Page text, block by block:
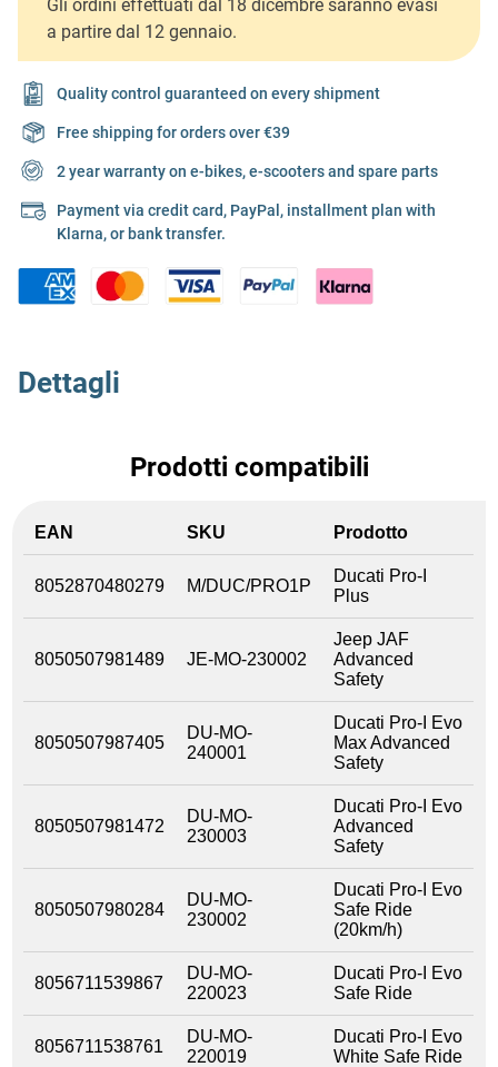
Gli ordini effettuati dal 18 dicembre saranno evasi
a partire dal 12 gennaio.
Quality control guaranteed on every shipment
Free shipping for orders over €39
2 year warranty on e-bikes, e-scooters and spare parts
Payment via credit card, PayPal, installment plan with
Klarna, or bank transfer.
Dettagli
Prodotti compatibili
EAN SKU Prodotto
8052870480279 M/DUC/PRO1P
Ducati Pro-I
Plus
8050507981489 JE-MO-230002
Jeep JAF
Advanced
Safety
8050507987405
DU-MO-
240001
Ducati Pro-I Evo
Max Advanced
Safety
8050507981472
DU-MO-
230003
Ducati Pro-I Evo
Advanced
Safety
8050507980284
DU-MO-
230002
Ducati Pro-I Evo
Safe Ride
(20km/h)
8056711539867
DU-MO-
220023
Ducati Pro-I Evo
Safe Ride
8056711538761
DU-MO-
220019
Ducati Pro-I Evo
White Safe Ride